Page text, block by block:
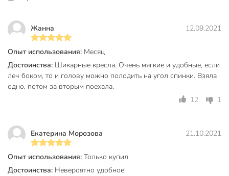
Подлокотники
Рисунок
без рисунка
Тип
Жанна 12.09.2021
Опыт использования: Месяц
Достоинства: Шикарные кресла. Очень мягкие и удобные, если
леч боком, то и голову можно полодить на угол спинки. Взяла
одно, потом за вторым поехала.
12
1
Екатерина Морозова 21.10.2021
Опыт использования: Только купил
Достоинства: Невероятно удобное!